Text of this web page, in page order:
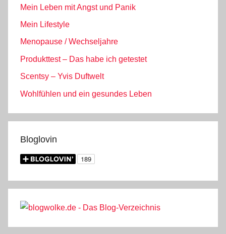
Mein Leben mit Angst und Panik
Mein Lifestyle
Menopause / Wechseljahre
Produkttest – Das habe ich getestet
Scentsy – Yvis Duftwelt
Wohlfühlen und ein gesundes Leben
Bloglovin